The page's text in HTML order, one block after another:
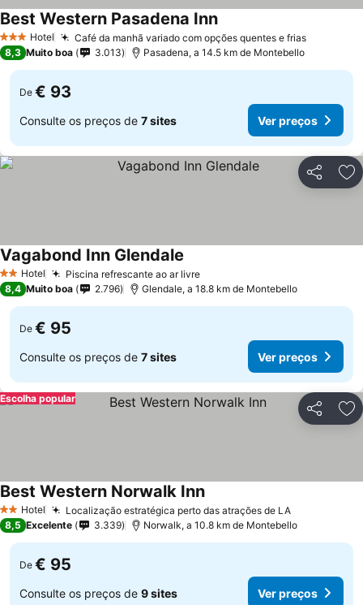
3 EstrelasHotel Café da manhã variado com opções quentes e frias
Best Western Pasadena Inn
8,3 Muito boa 3.013 Pasadena, a 14.5 km de Montebello
De € 93
Consulte os preços de 7 sites Ver preços
Partilhar
2 Estrelas
Hotel Piscina refrescante ao ar livre
Vagabond Inn Glendale
8,4 Muito boa 2.796 Glendale, a 18.8 km de Montebello
De € 95
Consulte os preços de 7 sites Ver preços
Partilhar
Escolha popular
2 Estrelas
Hotel Localização estratégica perto das atrações de LA
Best Western Norwalk Inn
8,5 Excelente 3.339 Norwalk, a 10.8 km de Montebello
De € 95
Consulte os preços de 9 sites Ver preços